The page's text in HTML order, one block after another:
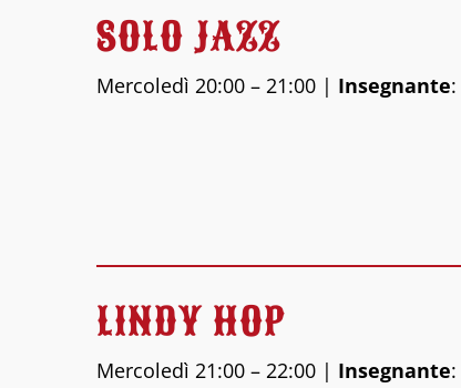
SOLO JAZZ
Mercoledì 20:00 – 21:00 | Insegnante:
LINDY HOP
Mercoledì 21:00 – 22:00 | Insegnante: